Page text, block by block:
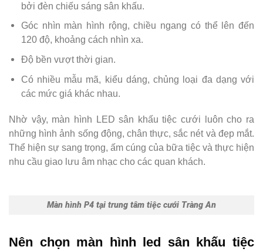
bởi đèn chiếu sáng sân khấu.
Góc nhìn màn hình rộng, chiều ngang có thể lên đến
120 độ, khoảng cách nhìn xa.
Độ bền vượt thời gian.
Có nhiều mẫu mã, kiểu dáng, chủng loại đa dạng với
các mức giá khác nhau.
Nhờ vậy, màn hình LED sân khấu tiệc cưới luôn cho ra
những hình ảnh sống động, chân thực, sắc nét và đẹp mắt.
Thể hiện sự sang trọng, ấm cúng của bữa tiệc và thực hiện
nhu cầu giao lưu âm nhạc cho các quan khách.
Màn hình P4 tại trung tâm tiệc cưới Tràng An
Nên chọn màn hình led sân khấu tiệc